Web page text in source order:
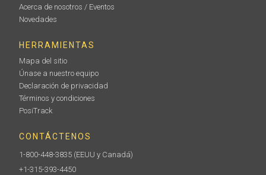
Acerca de nosotros / Eventos
Novedades
HERRAMIENTAS
Mapa del sitio
Únase a nuestro equipo
Declaración de privacidad
Términos y condiciones
PosiTrack
CONTÁCTENOS
1-800-448-3835 (EEUU y Canadá)
+1-315-393-4450